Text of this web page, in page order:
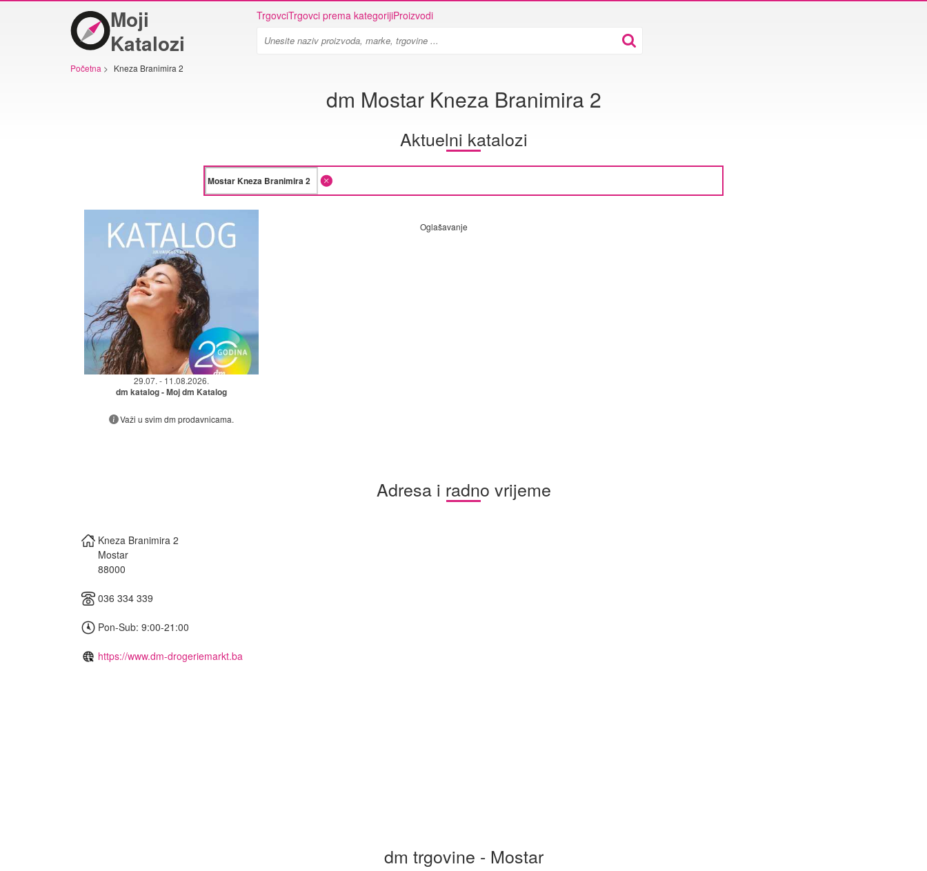
Moji
Katalozi
TrgovciTrgovci prema kategorijiProizvodi
Početna > Kneza Branimira 2
dm Mostar Kneza Branimira 2
Aktuelni katalozi
29.07. - 11.08.2026.
dm katalog - Moj dm Katalog
Važi u svim dm prodavnicama.
Oglašavanje
Adresa i radno vrijeme
Kneza Branimira 2
Mostar
88000
036 334 339
Pon-Sub: 9:00-21:00
https://www.dm-drogeriemarkt.ba
dm trgovine - Mostar